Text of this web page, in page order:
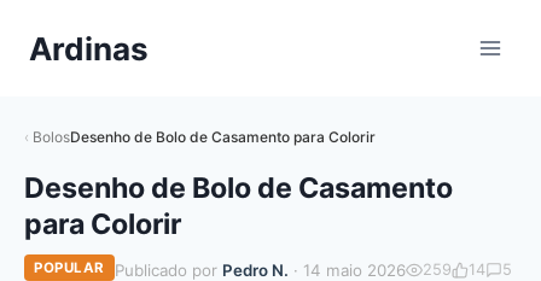
paraArdinas
BolosDesenho de Bolo de Casamento para Colorir
Desenho de Bolo de Casamento
para Colorir
POPULAR Publicado por Pedro N. · 14 maio 2026 259 14 5